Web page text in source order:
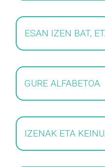
ESAN IZEN BAT,
GURE ALFABETOA
IZENAK ETA